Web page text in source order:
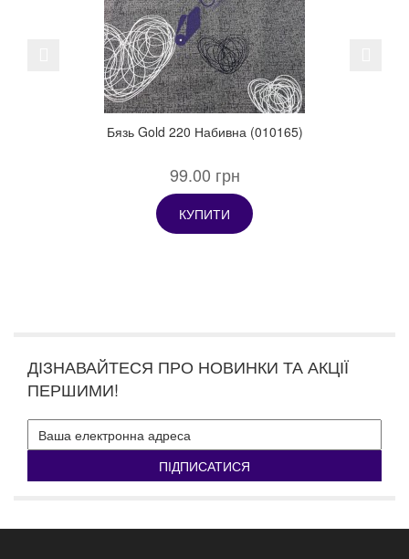
Бязь Gold 220 Набивна (010165)
99.00 грн
КУПИТИ
Previous
ДІЗНАВАЙТЕСЯ ПРО НОВИНКИ ТА АКЦІЇ
ПЕРШИМИ!
ПІДПИСАТИСЯ